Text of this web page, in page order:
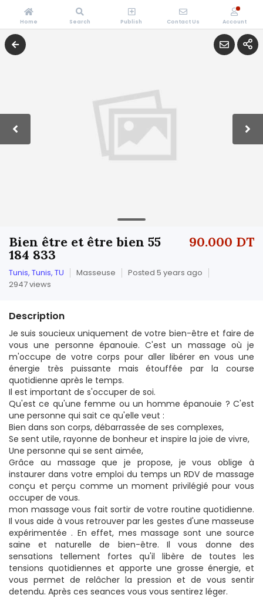
90.000 DT
Bien être et être bien 55
184 833
Tunis, Tunis, TU Masseuse
Posted 5 years ago
2947 views
Description
Je suis soucieux uniquement de votre bien-être et faire de
vous une personne épanouie. C'est un massage où je
m'occupe de votre corps pour aller libérer en vous une
énergie très puissante mais étouffée par la course
quotidienne après le temps.
Il est important de s'occuper de soi.
Qu'est ce qu'une femme ou un homme épanouie ? C'est
une personne qui sait ce qu'elle veut :
Bien dans son corps, débarrassée de ses complexes,
Se sent utile, rayonne de bonheur et inspire la joie de vivre,
Une personne qui se sent aimée,
Grâce au massage que je propose, je vous oblige à
instaurer dans votre emploi du temps un RDV de massage
conçu et perçu comme un moment privilégié pour vous
occuper de vous.
mon massage vous fait sortir de votre routine quotidienne.
Il vous aide à vous retrouver par les gestes d'une masseuse
expérimentée . En effet, mes massage sont une source
saine et naturelle de bien-être. Il vous donne des
sensations tellement fortes qu'il libère de toutes les
tensions quotidiennes et apporte une grosse énergie, et
vous permet de relâcher la pression et de vous sentir
detendu. Après ces seances vous vous sentirez léger.
Home Search Publish Contact Us Account